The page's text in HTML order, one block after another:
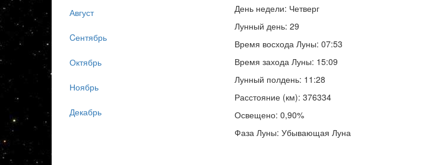
День недели: Четверг
Лунный день: 29
Время восхода Луны: 07:53
Время захода Луны: 15:09
Лунный полдень: 11:28
Расстояние (км): 376334
Освещено: 0,90%
Фаза Луны: Убывающая Луна
Август
Cентябрь
Октябрь
Ноябрь
Декабрь